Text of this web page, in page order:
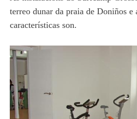
terreo dunar da praia de Doniños e
características son.